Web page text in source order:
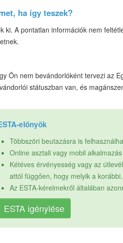
ha így teszek?
A pontatlan információk nem
Ön nem bevándorlóként tervezi az
státuszban van, és
előnyök
Többszöri beutazásra is
Online asztali vagy mobil alkalmazás
Kétéves érvényesség vagy az
attól függően, hogy melyik a korábbi.
Az ESTA-kérelmekről általában
ESTA igénylése